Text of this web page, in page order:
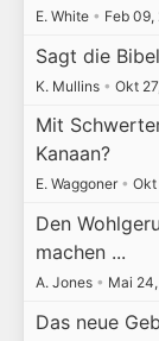
E. White • Feb 09,
Sagt die
K. Mullins • Okt
Mit
Kanaan?
E. Waggoner • Okt
Den
machen ...
A. Jones • Mai
Das neue